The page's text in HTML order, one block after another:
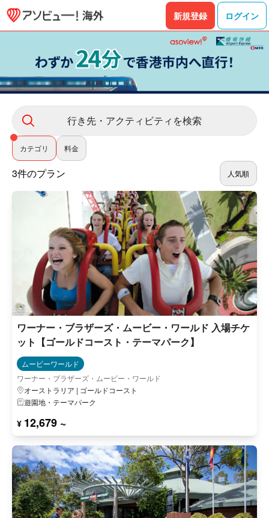
新規登録 ログイン
行き先・アクティビティを検索
カテゴリ 料金
3件のプラン 人気順
ワーナー・ブラザーズ・ムービー・ワールド 入場チケ
ット【ゴールドコースト・テーマパーク】
ムービーワールド
ワーナー・ブラザーズ・ムービー・ワールド
オーストラリア | ゴールドコースト
遊園地・テーマパーク
¥ 12,679 ~